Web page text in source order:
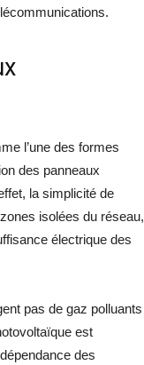
l’une des formes
des panneaux
la simplicité de
isolées du réseau,
électrique des
pas de gaz polluants
est
des